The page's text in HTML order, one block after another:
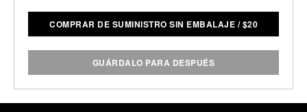
COMPRAR DE SUMINISTRO SIN EMBALAJE /$20
GUÁRDALO PARA DESPUÉS